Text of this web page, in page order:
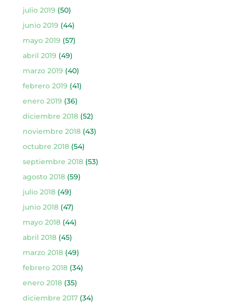
julio 2019 (50)
junio 2019 (44)
mayo 2019 (57)
abril 2019 (49)
marzo 2019 (40)
febrero 2019 (41)
enero 2019 (36)
diciembre 2018(52)
noviembre 2018(43)
octubre 2018(54)
septiembre 2018(53)
agosto 2018(59)
julio 2018(49)
junio 2018(47)
mayo 2018(44)
abril 2018(45)
marzo 2018(49)
febrero 2018(34)
enero 2018(35)
diciembre 2017(34)